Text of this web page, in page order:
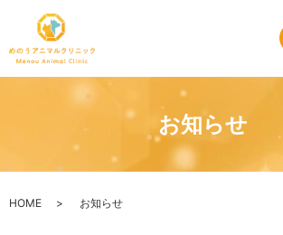
お知らせ
HOME お知らせ